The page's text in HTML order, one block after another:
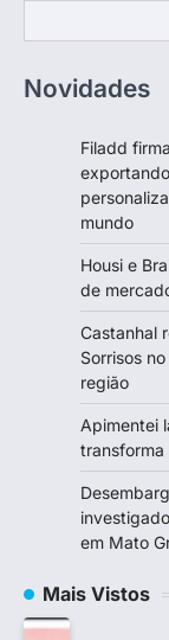
Novidades
Filadd
mundo
Housi e
de
Castanhal
Sorrisos
região
Apimentei
em Mato
Mais Vistos